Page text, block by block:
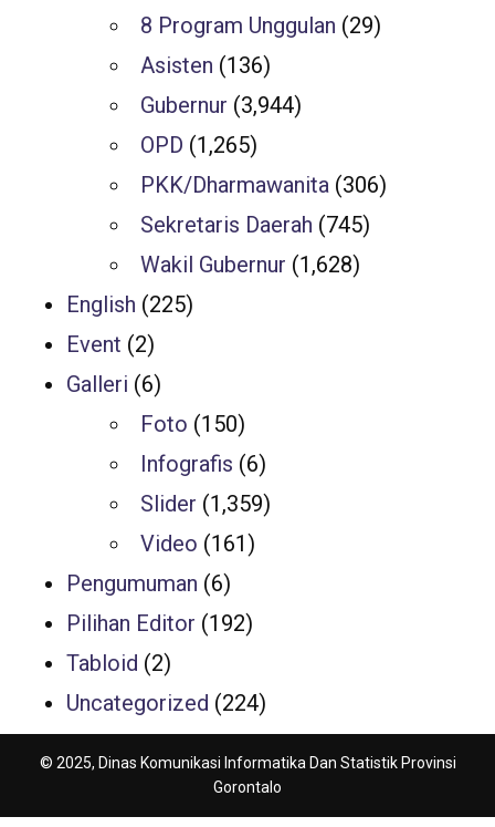
8 Program Unggulan (29)
Asisten (136)
Gubernur (3,944)
OPD (1,265)
PKK/Dharmawanita (306)
Sekretaris Daerah (745)
Wakil Gubernur (1,628)
English (225)
Event (2)
Galleri (6)
Foto (150)
Infografis (6)
Slider (1,359)
Video (161)
Pengumuman (6)
Pilihan Editor (192)
Tabloid (2)
Uncategorized (224)
© 2025, Dinas Komunikasi Informatika Dan Statistik Provinsi
Gorontalo